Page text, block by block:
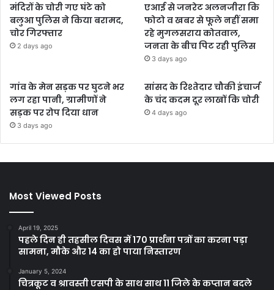
मंदिरों के चोरी गए घंटे को
बलुआ पुलिस ने किया बरामद,
चोर गिरफ्तार
2 days ago
एआई से जनरेट अलनजीरा कि
फोटो व खबर से फूले नहीं समा
रहे मुगलसराय कोतवाल,
जनता के बीच पिट रही पुलिस
3 days ago
गांव के मेन सड़क पर घुटने भर
लग रहा पानी, ग्रामीणों ने
सड़क पर रोप दिया धान
3 days ago
सांसद के रिश्तेदार चौकी इंचार्ज
के चंद कदम दूर लाखों कि चोरी
4 days ago
Most Viewed Posts
April 19, 2025
पहले दिन ही तहसील दिवस में 170 प्रार्थना पत्रों का करना पड़ा
सामना, मौके और 14 का हो पाया निस्तारण
January 5, 2024
चित्रकूट व श्रावस्ती एसपी के साथ साथ 11 जिले के कप्तान बदले